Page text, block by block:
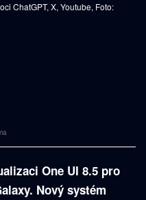
ChatGPT, X, Youtube, Foto:
One UI 8.5 pro
Nový systém